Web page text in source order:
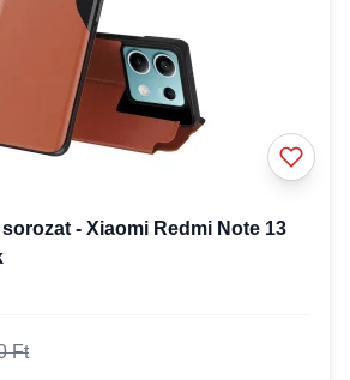
- Xiaomi Redmi Note 13
Ft